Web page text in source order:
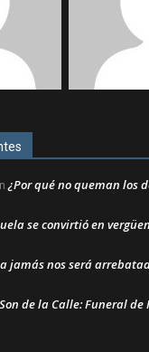
¿Por qué no queman los
se convirtió en
jamás nos será
Son de la Calle: Funeral de